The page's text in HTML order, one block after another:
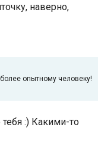
наверно,
опытному человеку!
:) Какими-то